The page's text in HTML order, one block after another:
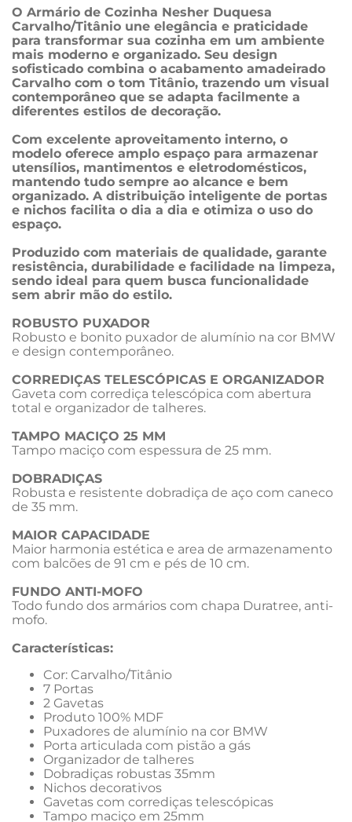
O Armário de Cozinha Nesher Duquesa
Carvalho/Titânio une elegância e praticidade
para transformar sua cozinha em um ambiente
mais moderno e organizado. Seu design
sofisticado combina o acabamento amadeirado
Carvalho com o tom Titânio, trazendo um visual
contemporâneo que se adapta facilmente a
diferentes estilos de decoração.
Com excelente aproveitamento interno, o
modelo oferece amplo espaço para armazenar
utensílios, mantimentos e eletrodomésticos,
mantendo tudo sempre ao alcance e bem
organizado. A distribuição inteligente de portas
e nichos facilita o dia a dia e otimiza o uso do
espaço.
Produzido com materiais de qualidade, garante
resistência, durabilidade e facilidade na limpeza,
sendo ideal para quem busca funcionalidade
sem abrir mão do estilo.
ROBUSTO PUXADOR
Robusto e bonito puxador de alumínio na cor BMW
e design contemporâneo.
CORREDIÇAS TELESCÓPICAS E ORGANIZADOR
Gaveta com corrediça telescópica com abertura
total e organizador de talheres.
TAMPO MACIÇO 25 MM
Tampo maciço com espessura de 25 mm.
DOBRADIÇAS
Robusta e resistente dobradiça de aço com caneco
de 35 mm.
MAIOR CAPACIDADE
Maior harmonia estética e area de armazenamento
com balcões de 91 cm e pés de 10 cm.
FUNDO ANTI-MOFO
Todo fundo dos armários com chapa Duratree, anti-
mofo.
Características:
Cor: Carvalho/Titânio
7 Portas
2 Gavetas
Produto 100% MDF
Puxadores de alumínio na cor BMW
Porta articulada com pistão a gás
Organizador de talheres
Dobradiças robustas 35mm
Nichos decorativos
Gavetas com corrediças telescópicas
Tampo maciço em 25mm